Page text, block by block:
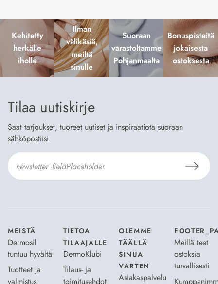
Kehitetty
herkälle
iholle
Ilman
välikäsiä,
meiltä
sinulle
Suoraan
varastoltamme
Pohjanmaalta
Bonuspisteitä
jokaisesta
ostoksesta
Tilaa uutiskirje
Saat tarjoukset, tuoreet uutiset ja inspiraatiota suoraan
sähköpostiisi.
MEISTÄ
Dermosil
tuntuu hyvältä
Tuotteet ja
valmistus
TIETOA
TILAAJALLE
DermoKlubi
Tilaus- ja
toimitusehdot
OLEMME
TÄÄLLÄ
SINUA
VARTEN
Asiakaspalvelu
Meillä teet
ostoksia
turvallisesti